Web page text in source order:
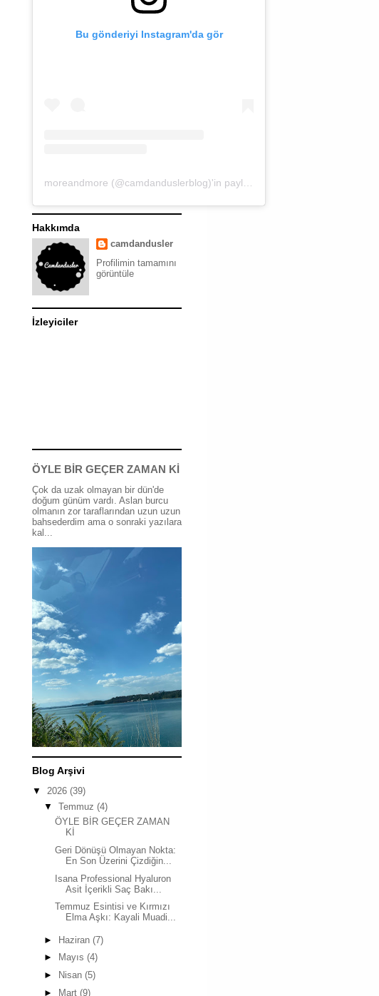
Bu gönderiyi Instagram'da gör
Hakkımda
camdandusler
Profilimin tamamını
görüntüle
İzleyiciler
ÖYLE BİR GEÇER ZAMAN Kİ
Çok da uzak olmayan bir dün'de
doğum günüm vardı. Aslan burcu
olmanın zor taraflarından uzun uzun
bahsederdim ama o sonraki yazılara
kal...
Blog Arşivi
▼ 2026 (39)
▼ Temmuz (4)
ÖYLE BİR GEÇER ZAMAN
Kİ
Geri Dönüşü Olmayan Nokta:
En Son Üzerini Çizdiğin...
Isana Professional Hyaluron
Asit İçerikli Saç Bakı...
Temmuz Esintisi ve Kırmızı
Elma Aşkı: Kayali Muadi...
► Haziran (7)
►
Mayıs (4)
►
Nisan (5)
►
Mart (9)